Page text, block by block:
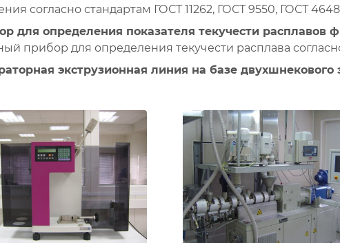
согласно стандартам ГОСТ 11262, ГОСТ 9550, ГОСТ 4648,
для определения показателя текучести расплавов
прибор для определения текучести расплава согласно
экструзионная линия на базе двухшнекового